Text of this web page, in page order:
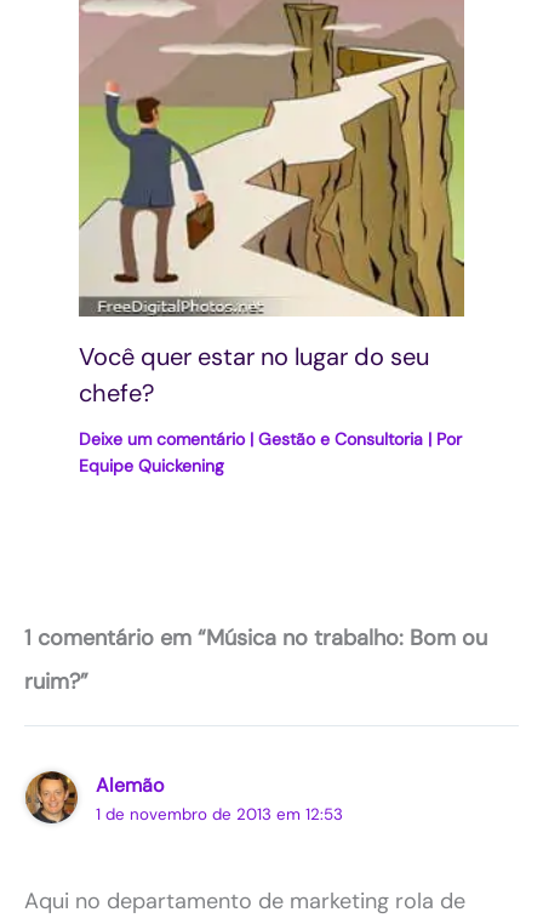
Você quer estar no lugar do seu
chefe?
Deixe um comentário | Gestão e Consultoria | Por
Equipe Quickening
1 comentário em “Música no trabalho: Bom ou
ruim?”
Alemão
1 de novembro de 2013 em 12:53
Aqui no departamento de marketing rola de